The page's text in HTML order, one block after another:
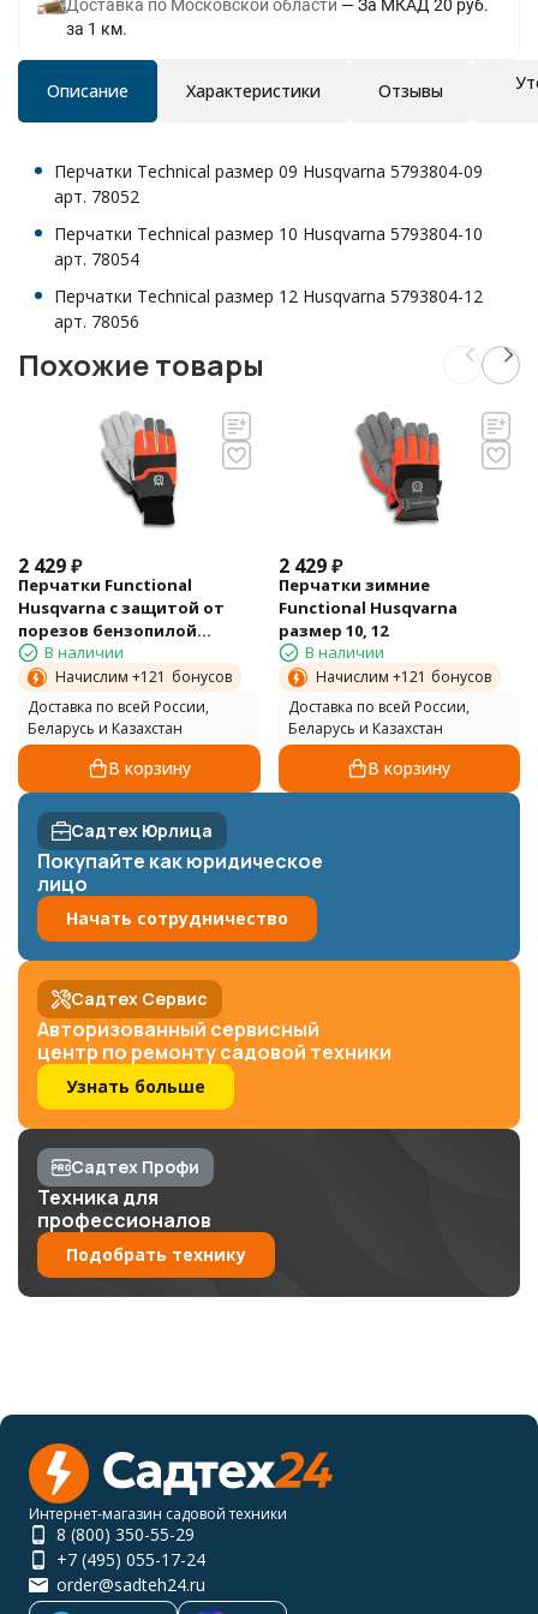
Доставка по Московской области
За МКАД 20 руб.
за 1 км.
Описание Характеристики Отзывы
Перчатки Technical размер 09 Husqvarna 5793804-09
арт. 78052
Перчатки Technical размер 10 Husqvarna 5793804-10
арт. 78054
Перчатки Technical размер 12 Husqvarna 5793804-12
арт. 78056
Похожие товары
2 429₽
Перчатки Functional
Husqvarna с защитой от
порезов бензопилой
размер 07 -12
В наличии
Начислим +121 бонусов
Доставка по всей России,
Беларусь и Казахстан
В корзину
2 429 ₽
Перчатки зимние
Functional Husqvarna
размер 10, 12
В наличии
Начислим +121 бонусов
Доставка по всей России,
Беларусь и Казахстан
В корзину
Садтех Юрлица
Покупайте как юридическое
лицо
Начать сотрудничество
Садтех Сервис
Авторизованный сервисный
центр по ремонту садовой техники
Узнать больше
Садтех Профи
Техника для
профессионалов
Подобрать технику
Интернет-магазин садовой техники
8 (800) 350-55-29
+7 (495) 055-17-24
order@sadteh24.ru